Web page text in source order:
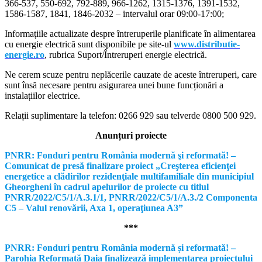
366-537, 550-692, 792-889, 966-1262, 1315-1376, 1391-1532,
1586-1587, 1841, 1846-2032 – intervalul orar 09:00-17:00;
Informațiile actualizate despre întreruperile planificate în alimentarea
cu energie electrică sunt disponibile pe site-ul www.distributie-
energie.ro, rubrica Suport/Întreruperi energie electrică.
Ne cerem scuze pentru neplăcerile cauzate de aceste întreruperi, care
sunt însă necesare pentru asigurarea unei bune funcționări a
instalațiilor electrice.
Relații suplimentare la telefon: 0266 929 sau telverde 0800 500 929.
Anunțuri proiecte
PNRR: Fonduri pentru România modernă şi reformată! –
Comunicat de presă finalizare proiect „Creşterea eficienţei
energetice a clădirilor rezidenţiale multifamiliale din municipiul
Gheorgheni în cadrul apelurilor de proiecte cu titlul
PNRR/2022/C5/1/A.3.1/1, PNRR/2022/C5/1/A.3./2 Componenta
C5 – Valul renovării, Axa 1, operaţiunea A3”
***
PNRR: Fonduri pentru România modernă și reformată! –
Parohia Reformată Daia finalizează implementarea proiectului